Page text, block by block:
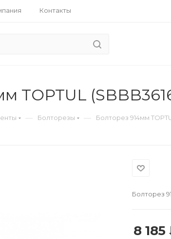
Контакты
TOPTUL
— Болторезы — Болторез 914мм
Болторез
8 185